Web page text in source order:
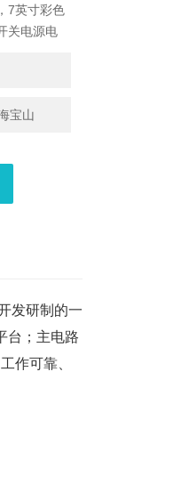
7英寸彩色
关电源电
宝山
发研制的一
台；主电路
作可靠、